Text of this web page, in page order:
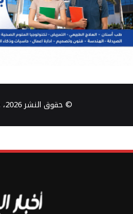
© حقوق النشر 2026، جميع الحقوق محفوظة